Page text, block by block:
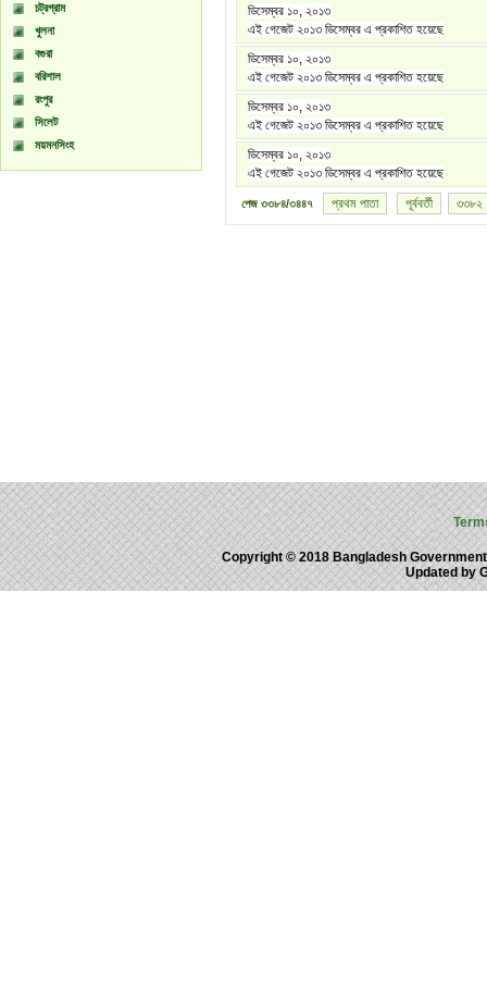
চট্রগ্রাম
খুলনা
বগুরা
বরিশাল
রংপুর
সিলেট
ময়মনসিংহ
ডিসেম্বর ১০, ২০১৩
এই গেজেট ২০১৩ ডিসেম্বর এ প্রকাশিত হয়েছে
ডিসেম্বর ১০, ২০১৩
এই গেজেট ২০১৩ ডিসেম্বর এ প্রকাশিত হয়েছে
ডিসেম্বর ১০, ২০১৩
এই গেজেট ২০১৩ ডিসেম্বর এ প্রকাশিত হয়েছে
ডিসেম্বর ১০, ২০১৩
এই গেজেট ২০১৩ ডিসেম্বর এ প্রকাশিত হয়েছে
পেজ ৩৩৮৪/৩৪৪৭ প্রথম পাতা পূর্ববর্তী ৩৩৮২
Copyright © 2018 Bangladesh
Updated by